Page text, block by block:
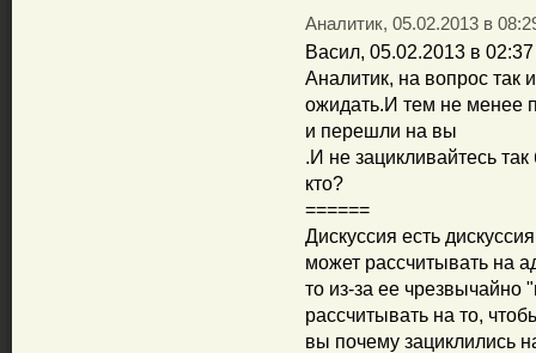
Аналитик, 05.02.2013 в
Васил, 05.02.2013 в 02:37
Аналитик, на вопрос так
ожидать.И тем не менее
и перешли на вы
.И не зацикливайтесь
кто?
======
Дискуссия есть
может рассчитывать на
то из-за ее
рассчитывать на то,
вы почему зациклились